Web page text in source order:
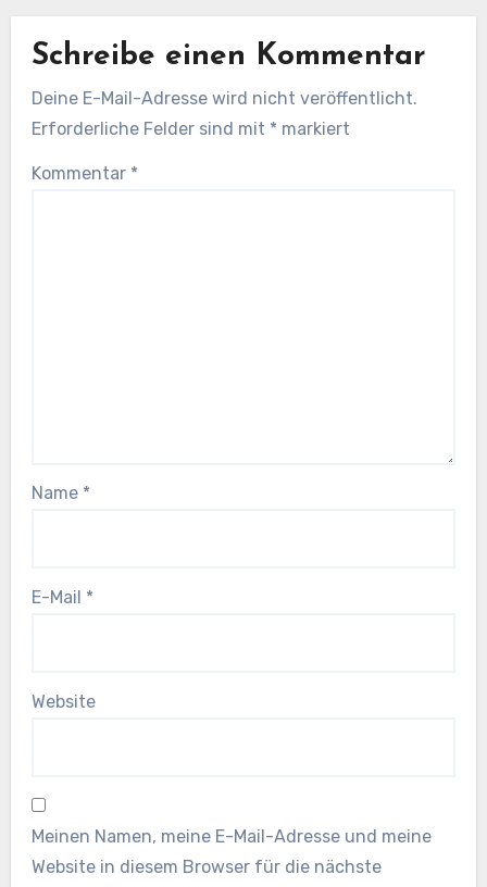
Schreibe einen Kommentar
Deine E-Mail-Adresse wird nicht veröffentlicht.
Erforderliche Felder sind mit * markiert
Kommentar *
Name *
E-Mail *
Website
Meinen Namen, meine E-Mail-Adresse und meine
Website in diesem Browser für die nächste